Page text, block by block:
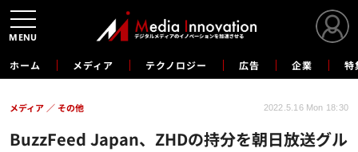
ホーム メディア テクノロジー 広告 企業 特
BuzzFeed Japan、ZHDの持分を朝日放送グル
メディア その他 2022.5.16 Mon 18:30
MENU